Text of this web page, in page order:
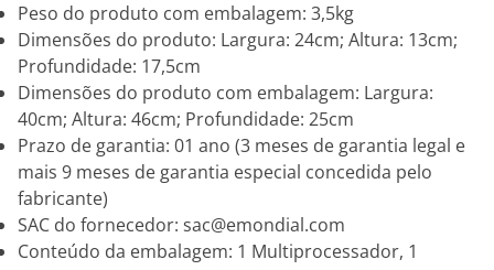
Peso do produto com embalagem: 3,5kg
Dimensões do produto: Largura: 24cm; Altura: 13cm;
Profundidade: 17,5cm
Dimensões do produto com embalagem: Largura:
40cm; Altura: 46cm; Profundidade: 25cm
Prazo de garantia: 01 ano (3 meses de garantia legal e
mais 9 meses de garantia especial concedida pelo
fabricante)
SAC do fornecedor: sac@emondial.com
Conteúdo da embalagem: 1 Multiprocessador, 1